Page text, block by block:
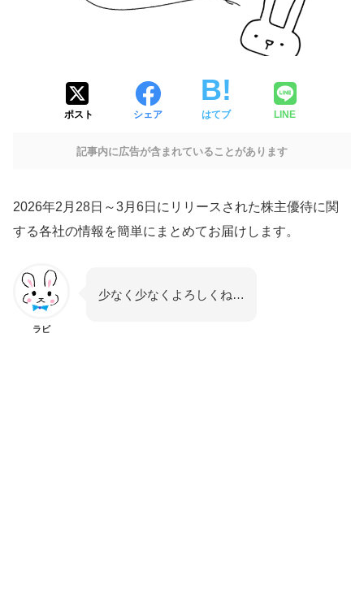
ポスト シェア はてブ LINE
記事内に広告が含まれていることがあります
2026年2月28日～3月6日にリリースされた株主優待に関
する各社の情報を簡単にまとめてお届けします。
ラビ
少なく少なくよろしくね…